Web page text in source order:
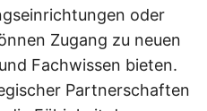
oder
Zugang zu neuen
Fachwissen bieten.
Partnerschaften